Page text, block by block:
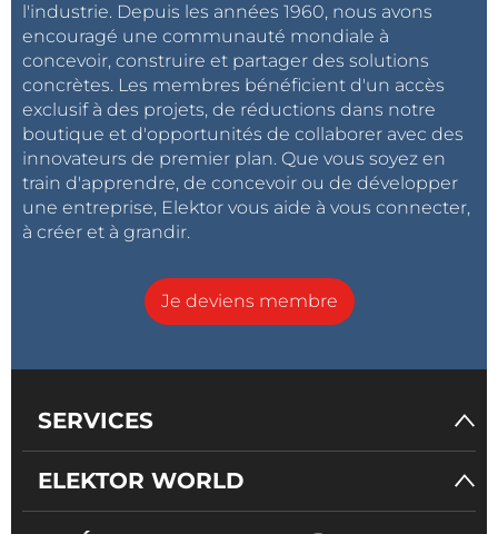
l'industrie. Depuis les années 1960, nous avons
encouragé une communauté mondiale à
concevoir, construire et partager des solutions
concrètes. Les membres bénéficient d'un accès
exclusif à des projets, de réductions dans notre
boutique et d'opportunités de collaborer avec des
innovateurs de premier plan. Que vous soyez en
train d'apprendre, de concevoir ou de développer
une entreprise, Elektor vous aide à vous connecter,
à créer et à grandir.
Je deviens membre
SERVICES
ELEKTOR WORLD